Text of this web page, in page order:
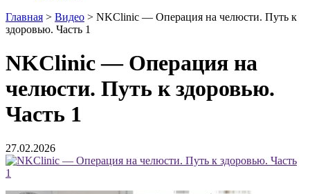
Главная > Видео > NKClinic — Операция на челюсти. Путь к
здоровью. Часть 1
NKClinic — Операция на
челюсти. Путь к здоровью.
Часть 1
27.02.2026